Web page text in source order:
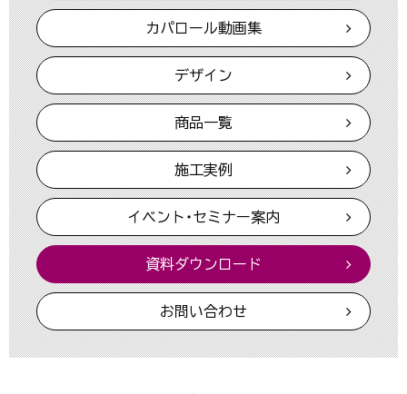
カパロール動画集
デザイン
商品一覧
施工実例
イベント・セミナー案内
資料ダウンロード
お問い合わせ